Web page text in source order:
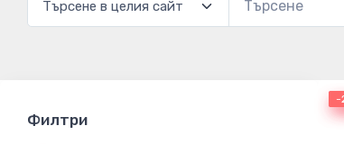
Филтри
--